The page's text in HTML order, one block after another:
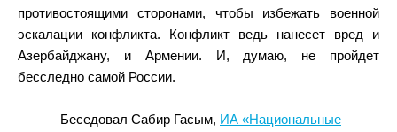
противостоящими сторонами, чтобы избежать военной
эскалации конфликта. Конфликт ведь нанесет вред и
Азербайджану, и Армении. И, думаю, не пройдет
бесследно самой России.
Беседовал Сабир Гасым, ИА «Национальные